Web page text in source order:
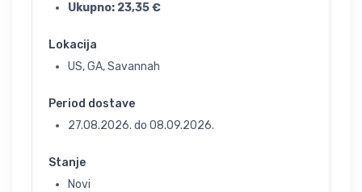
Ukupno: 23,35€
Lokacija
US, GA, Savannah
Period dostave
27.08.2026. do 08.09.2026.
Stanje
Novi